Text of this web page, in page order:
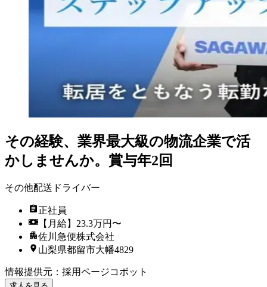
その経験、業界最大級の物流企業で活
かしませんか。賞与年2回
その他配送ドライバー
正社員
【月給】23.3万円〜
佐川急便株式会社
山梨県都留市大幡4829
情報提供元 ： 採用ページコボット